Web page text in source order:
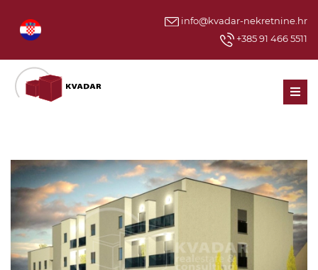
info@kvadar-nekretnine.hr
+385 91 466 5511